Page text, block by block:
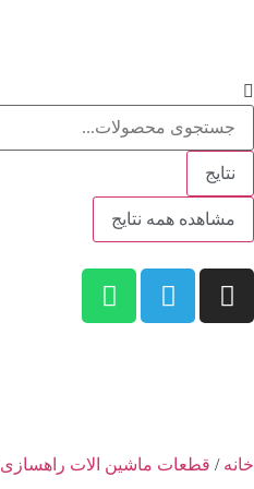
نتایج
مشاهده همه نتایج
خانه / قطعات ماشین الات راهسازی